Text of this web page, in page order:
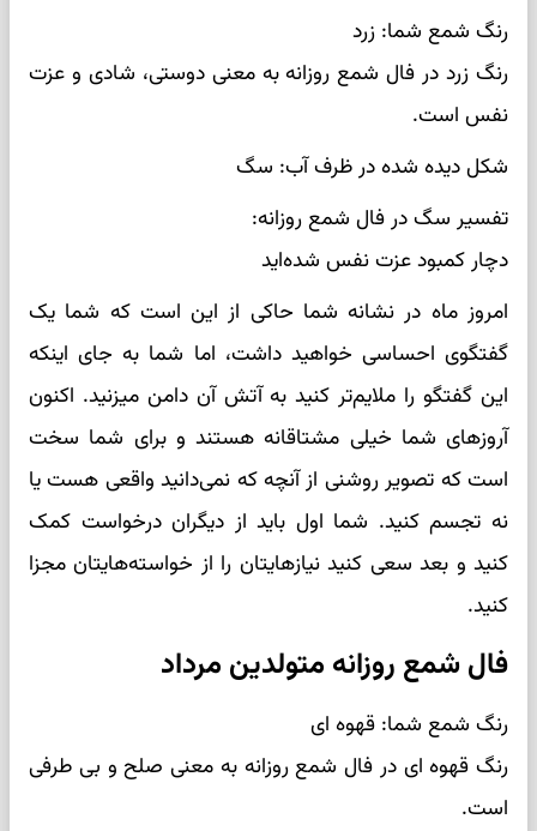
رنگ شمع شما: زرد
رنگ زرد در فال شمع روزانه به معنی دوستی، شادی و عزت
نفس است.
شکل دیده شده در ظرف آب: سگ
تفسیر سگ در فال شمع روزانه:
دچار کمبود عزت نفس شده‌اید
امروز ماه در نشانه شما حاکی از این است که شما یک
گفتگوی احساسی خواهید داشت، اما شما به جای اینکه
این گفتگو را ملایم‌تر کنید به آتش آن دامن میزنید. اکنون
آروزهای شما خیلی مشتاقانه هستند و برای شما سخت
است که تصویر روشنی از آنچه که نمی‌دانید واقعی هست یا
نه تجسم کنید. شما اول باید از دیگران درخواست کمک
کنید و بعد سعی کنید نیازهایتان را از خواسته‌هایتان مجزا
کنید.
فال شمع روزانه متولدین مرداد
رنگ شمع شما: قهوه ای
رنگ قهوه ای در فال شمع روزانه به معنی صلح و بی طرفی
است.